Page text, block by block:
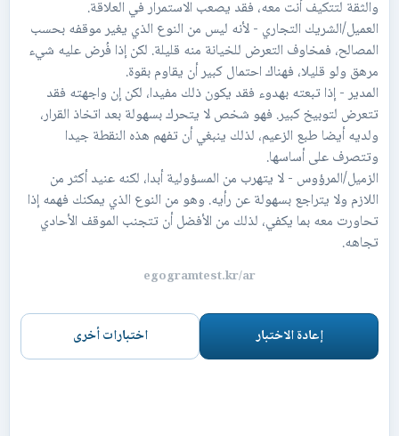
العميل/الشريك التجاري - لأنه ليس من النوع الذي يغير موقفه بحسب
المصالح، فمخاوف التعرض للخيانة منه قليلة. لكن إذا فُرض عليه شيء
المدير - إذا تبعته بهدوء فقد يكون ذلك مفيدا، لكن إن واجهته فقد
تتعرض لتوبيخ كبير. فهو شخص لا يتحرك بسهولة بعد اتخاذ القرار،
ولديه أيضا طبع الزعيم، لذلك ينبغي أن تفهم هذه النقطة جيدا
الزميل/المرؤوس - لا يتهرب من المسؤولية أبدا، لكنه عنيد أكثر من
اللازم ولا يتراجع بسهولة عن رأيه. وهو من النوع الذي يمكنك فهمه إذا
تحاورت معه بما يكفي، لذلك من الأفضل أن تتجنب الموقف الأحادي
تجاهه.
egogramtest.kr/ar
إعادة الاختبار اختبارات أخرى